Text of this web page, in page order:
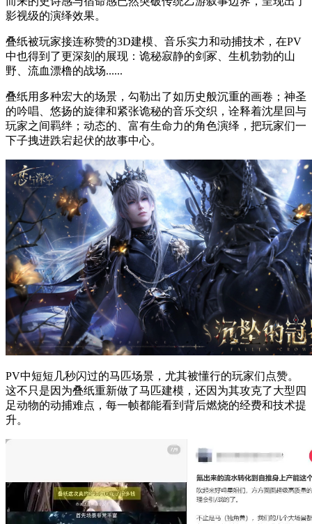
影视级的演绎效果。
叠纸被玩家接连称赞的3D建模、音乐实力和动捕技术，在PV
中也得到了更深刻的展现：诡秘寂静的剑冢、生机勃勃的山
野、流血漂橹的战场......
叠纸用多种宏大的场景，勾勒出了如历史般沉重的画卷；神圣
的吟唱、悠扬的旋律和紧张诡秘的音乐交织，诠释着沈星回与
玩家之间羁绊；动态的、富有生命力的角色演绎，把玩家们一
下子拽进跌宕起伏的故事中心。
PV中短短几秒闪过的马匹场景，尤其被懂行的玩家们点赞。
这不只是因为叠纸重新做了马匹建模，还因为其攻克了大型四
足动物的动捕难点，每一帧都能看到背后燃烧的经费和技术提
升。